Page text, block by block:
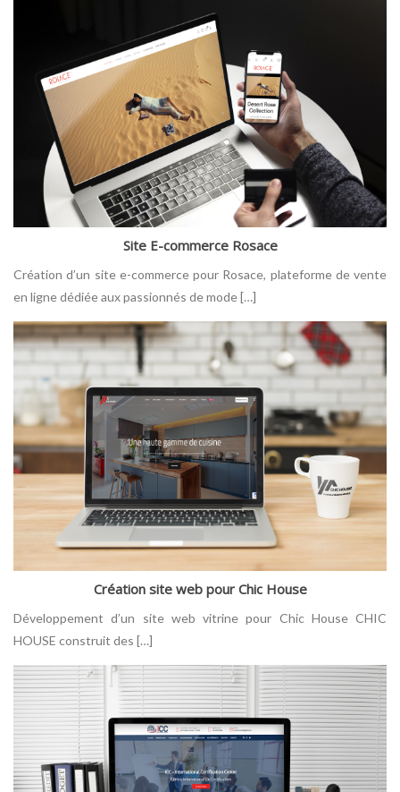
Site E-commerce Rosace
Création d’un site e-commerce pour Rosace, plateforme de vente
en ligne dédiée aux passionnés de mode […]
Création site web pour Chic House
Développement d’un site web vitrine pour Chic House CHIC
HOUSE construit des […]